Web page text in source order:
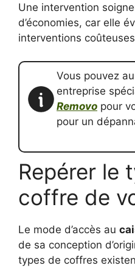
Une intervention
d’économies, car elle
interventions
Vous pouvez
entreprise
Removo pour
pour un
Repérer le
coffre de
Le mode d’accès au
de sa conception
types de coffres